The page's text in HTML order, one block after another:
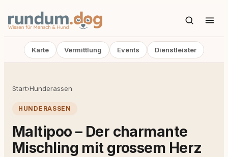
Karte Vermittlung Events Dienstleister
Start›Hunderassen
HUNDERASSEN
Maltipoo – Der charmante
Mischling mit grossem Herz